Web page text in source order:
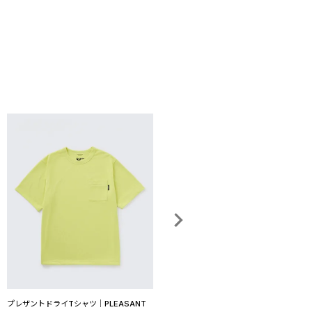
プレザントドライTシャツ│PLEASANT